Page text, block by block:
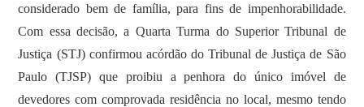
considerado bem de família, para fins de impenhorabilidade.
Com essa decisão, a Quarta Turma do Superior Tribunal de
Justiça (STJ) confirmou acórdão do Tribunal de Justiça de São
Paulo (TJSP) que proibiu a penhora do único imóvel de
devedores com comprovada residência no local, mesmo tendo